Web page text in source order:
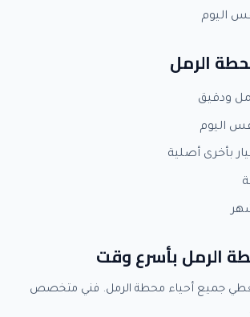
اليوم
الرمل
ودقيق
اليوم
بأخرى أصلية
الرمل بأسرع وقت
جميع أحياء محطة الرمل. فني متخصص